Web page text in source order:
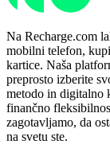
Na Recharge.com
mobilni telefon,
kartice. Naša
preprosto izberite
metodo in digitalno
finančno
zagotavljamo, da
na svetu ste.